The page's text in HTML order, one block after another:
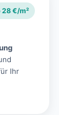
28 €/m²
Ihr